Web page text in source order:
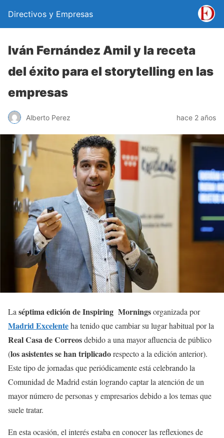
Directivos y Empresas
Iván Fernández Amil y la receta
del éxito para el storytelling en las
empresas
Alberto Perez hace 2 años
La séptima edición de Inspiring Morningsorganizada por
Madrid Excelenteha tenido que cambiar su lugar habitual por la
Real Casa de Correosdebido a una mayor afluencia de público
(los asistentes se han triplicadorespecto a la edición anterior).
Este tipo de jornadas que periódicamente está celebrando la
Comunidad de Madrid están logrando captar la atención de un
mayor número de personas y empresarios debido a los temas que
suele tratar.
En esta ocasión, el interés estaba en conocer las reflexiones de